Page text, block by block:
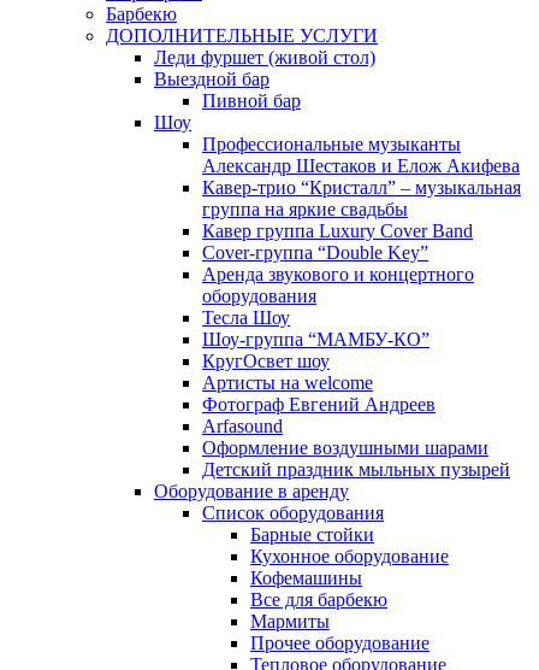
Барбекю
ДОПОЛНИТЕЛЬНЫЕ УСЛУГИ
Леди фуршет (живой стол)
Выездной бар
Пивной бар
Шоу
Профессиональные музыканты
Александр Шестаков и Елож Акифева
Кавер-трио “Кристалл” – музыкальная
группа на яркие свадьбы
Кавер группа Luxury Cover Band
Cover-группа “Double Key”
Аренда звукового и концертного
оборудования
Тесла Шоу
Шоу-группа “МАМБУ-КО”
КругОсвет шоу
Артисты на welcome
Фотограф Евгений Андреев
Arfasound
Оформление воздушными шарами
Детский праздник мыльных пузырей
Оборудование в аренду
Список оборудования
Барные стойки
Кухонное оборудование
Кофемашины
Все для барбекю
Мармиты
Прочее оборудование
Тепловое оборудование